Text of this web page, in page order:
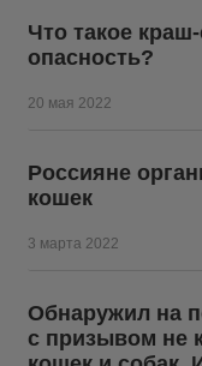
Что такое
опасность?
20 мая 2022
Россияне
кошек
3 марта 2022
Обнаружил на
с призывом не